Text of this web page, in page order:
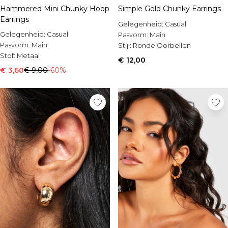
Hammered Mini Chunky Hoop
Earrings
Gelegenheid: Casual
Pasvorm: Main
Stof: Metaal
€ 3,60€ 9,00-60%
Simple Gold Chunky Earrings
Gelegenheid: Casual
Pasvorm: Main
Stijl: Ronde Oorbellen
€ 12,00